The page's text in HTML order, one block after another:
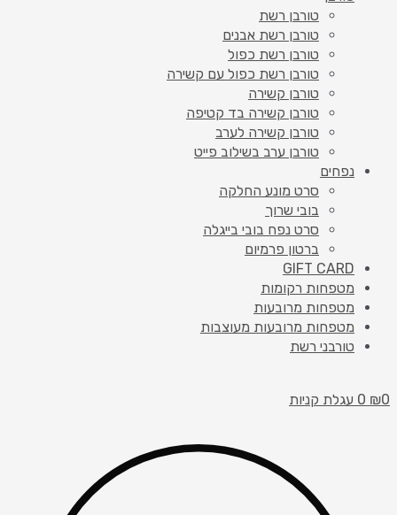
טורבן רשת
טורבן רשת אבנים
טורבן רשת כפול
טורבן רשת כפול עם קשירה
טורבן קשירה
טורבן קשירה בד קטיפה
טורבן קשירה לערב
טורבן ערב בשילוב פייט
נפחים
סרט מונע החלקה
בובי שרוך
סרט נפח בובי בייגלה
ברטון פרמיום
GIFT CARD
מטפחות רקומות
מטפחות מרובעות
מטפחות מרובעות מעוצבות
טורבני רשת
₪0
0 עגלת קניות